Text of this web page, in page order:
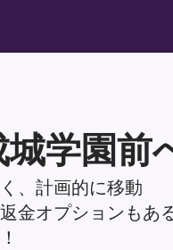
学園前
、計画的に移動
金オプションもあ